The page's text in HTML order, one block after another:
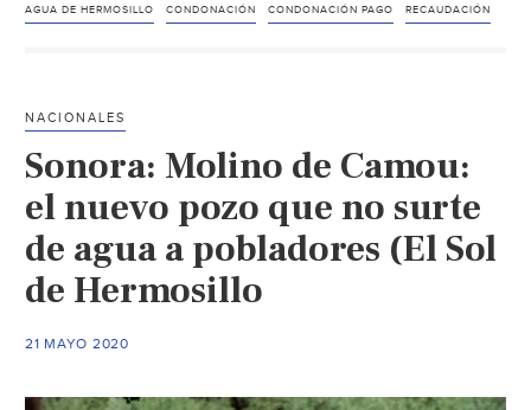
10%
de
Agua
Hermosillo
(El
Sol
de
Hermosillo)
AGUA DE HERMOSILLO CONDONACIÓN CONDONACIÓN PAGO RECAUDACIÓN
NACIONALES
Sonora: Molino de Camou:
el nuevo pozo que no surte
de agua a pobladores (El Sol
de Hermosillo
21 MAYO 2020